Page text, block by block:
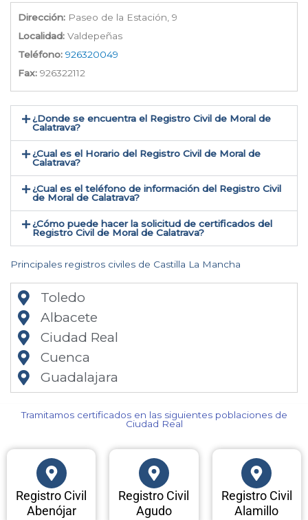
Dirección: Paseo de la Estación, 9
Localidad: Valdepeñas
Teléfono: 926320049
Fax: 926322112
¿Donde se encuentra el Registro Civil de Moral de
Calatrava​?
¿Cual es el Horario del Registro Civil de Moral de
Calatrava?
¿Cual es el teléfono de información del Registro Civil
de Moral de Calatrava​?
¿Cómo puede hacer la solicitud de certificados del
Registro Civil de Moral de Calatrava​?
Principales registros civiles de Castilla La Mancha
Toledo
Albacete
Ciudad Real
Cuenca
Guadalajara
Tramitamos certificados en las siguientes poblaciones de
Ciudad Real​
Registro Civil
Abenójar
Registro Civil
Agudo
Registro Civil
Alamillo